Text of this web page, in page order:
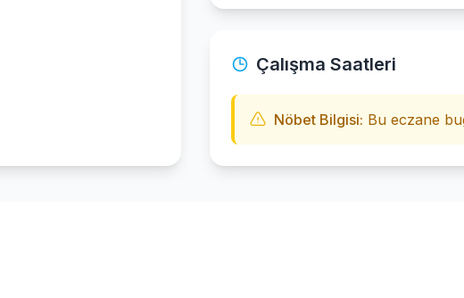
Çalışma Saatleri
Nöbet Bilgisi: Bu eczane